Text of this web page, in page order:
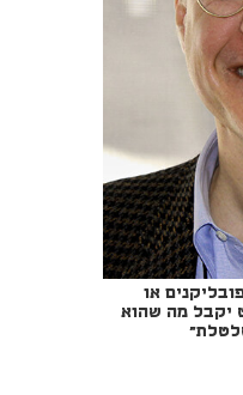
או
יקבל מה שהוא